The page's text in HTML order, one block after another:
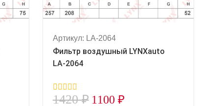
Артикул: LA-2064
Фильтр воздушный LYNXauto
LA-2064
0
1420₽ 1100 ₽